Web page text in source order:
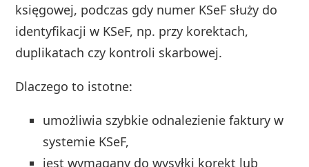
księgowej, podczas gdy numer KSeF służy do
identyfikacji w KSeF, np. przy korektach,
duplikatach czy kontroli skarbowej.
Dlaczego to istotne:
umożliwia szybkie odnalezienie faktury w
systemie KSeF,
jest wymagany do wysyłki korekt lub